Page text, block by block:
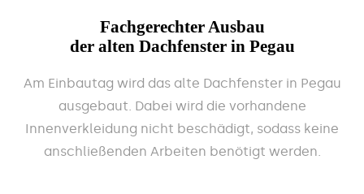
Fachgerechter Ausbau
der alten Dachfenster in Pegau
Am Einbautag wird das alte Dachfenster in Pegau
ausgebaut. Dabei wird die vorhandene
Innenverkleidung nicht beschädigt, sodass keine
anschließenden Arbeiten benötigt werden.